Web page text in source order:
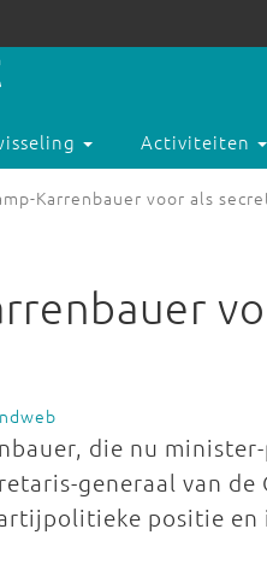
Activiteiten
Karrenbauer voor als
die nu
generaal van de
positie en